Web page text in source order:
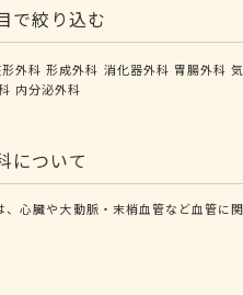
で絞り込む
外科 形成外科 消化器外科 胃腸外科
内分泌外科
について
、心臓や大動脈・末梢血管など血管に